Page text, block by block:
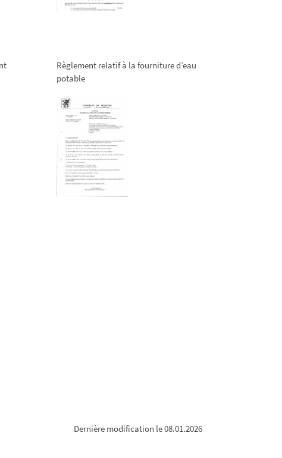
Règlement relatif à la fourniture d’eau
potable
Dernière modification le 08.01.2026